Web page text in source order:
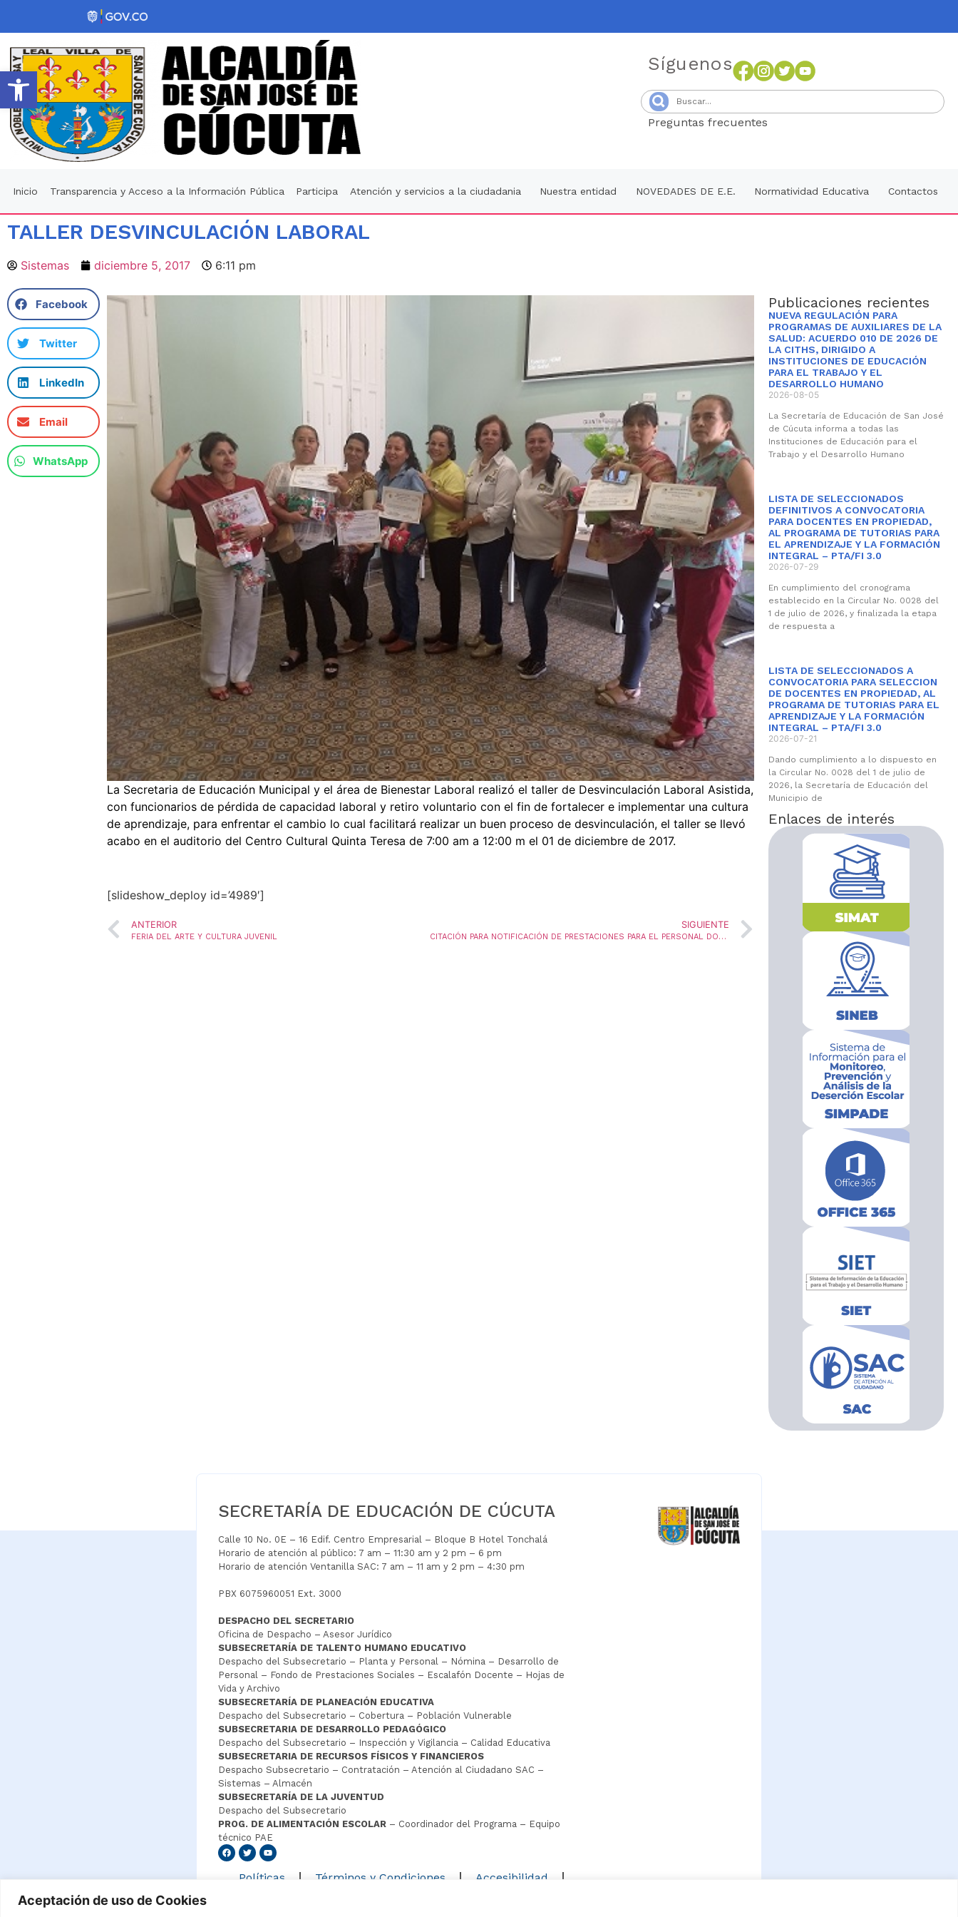
Abrir barra de herramientas
Aceptación de uso de Cookies
Síguenos
Preguntas frecuentes
Inicio Transparencia y Acceso a la Información Pública Participa Atención y servicios a la ciudadania Nuestra entidad NOVEDADES DE E.E. Normatividad Educativa Contactos
TALLER DESVINCULACIÓN LABORAL
Sistemas diciembre 5, 2017 6:11 pm
Facebook
Twitter
LinkedIn
Email
WhatsApp
La Secretaria de Educación Municipal y el área de Bienestar Laboral realizó el taller de Desvinculación Laboral Asistida,
con funcionarios de pérdida de capacidad laboral y retiro voluntario con el fin de fortalecer e implementar una cultura
de aprendizaje, para enfrentar el cambio lo cual facilitará realizar un buen proceso de desvinculación, el taller se llevó
acabo en el auditorio del Centro Cultural Quinta Teresa de 7:00 am a 12:00 m el 01 de diciembre de 2017.
[slideshow_deploy id=’4989′]
ANTERIOR
FERIA DEL ARTE Y CULTURA JUVENIL
SIGUIENTE
CITACIÓN PARA NOTIFICACIÓN DE PRESTACIONES PARA EL PERSONAL DOCENTE
Publicaciones recientes
NUEVA REGULACIÓN PARA
PROGRAMAS DE AUXILIARES DE LA
SALUD: ACUERDO 010 DE 2026 DE
LA CITHS, DIRIGIDO A
INSTITUCIONES DE EDUCACIÓN
PARA EL TRABAJO Y EL
DESARROLLO HUMANO
2026-08-05
La Secretaría de Educación de San José
de Cúcuta informa a todas las
Instituciones de Educación para el
Trabajo y el Desarrollo Humano
LISTA DE SELECCIONADOS
DEFINITIVOS A CONVOCATORIA
PARA DOCENTES EN PROPIEDAD,
AL PROGRAMA DE TUTORIAS PARA
EL APRENDIZAJE Y LA FORMACIÓN
INTEGRAL – PTA/FI 3.0
2026-07-29
En cumplimiento del cronograma
establecido en la Circular No. 0028 del
1 de julio de 2026, y finalizada la etapa
de respuesta a
LISTA DE SELECCIONADOS A
CONVOCATORIA PARA SELECCION
DE DOCENTES EN PROPIEDAD, AL
PROGRAMA DE TUTORIAS PARA EL
APRENDIZAJE Y LA FORMACIÓN
INTEGRAL – PTA/FI 3.0
2026-07-21
Dando cumplimiento a lo dispuesto en
la Circular No. 0028 del 1 de julio de
2026, la Secretaría de Educación del
Municipio de
Enlaces de interés
SECRETARÍA DE EDUCACIÓN DE CÚCUTA
Calle 10 No. 0E – 16 Edif. Centro Empresarial – Bloque B Hotel Tonchalá
Horario de atención al público: 7 am – 11:30 am y 2 pm – 6 pm
Horario de atención Ventanilla SAC: 7 am – 11 am y 2 pm – 4:30 pm
PBX 6075960051 Ext. 3000
DESPACHO DEL SECRETARIO
Oficina de Despacho – Asesor Jurídico
SUBSECRETARÍA DE TALENTO HUMANO EDUCATIVO
Despacho del Subsecretario – Planta y Personal – Nómina – Desarrollo de
Personal – Fondo de Prestaciones Sociales – Escalafón Docente – Hojas de
Vida y Archivo
SUBSECRETARÍA DE PLANEACIÓN EDUCATIVA
Despacho del Subsecretario – Cobertura – Población Vulnerable
SUBSECRETARIA DE DESARROLLO PEDAGÓGICO
Despacho del Subsecretario – Inspección y Vigilancia – Calidad Educativa
SUBSECRETARIA DE RECURSOS FÍSICOS Y FINANCIEROS
Despacho Subsecretario – Contratación – Atención al Ciudadano SAC –
Sistemas – Almacén
SUBSECRETARÍA DE LA JUVENTUD
Despacho del Subsecretario
PROG. DE ALIMENTACIÓN ESCOLAR– Coordinador del Programa – Equipo
técnico PAE
Políticas Términos y Condiciones Accesibilidad